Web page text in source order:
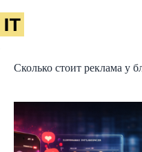
сути
Сколько стоит реклама у